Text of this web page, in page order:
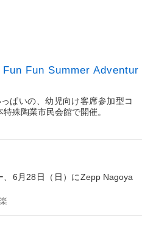
Fun Summer Adventur
ぱいの、幼児向け客席参加型コ
殊陶業市民会館で開催。
、6月28日（日）にZepp Nagoya